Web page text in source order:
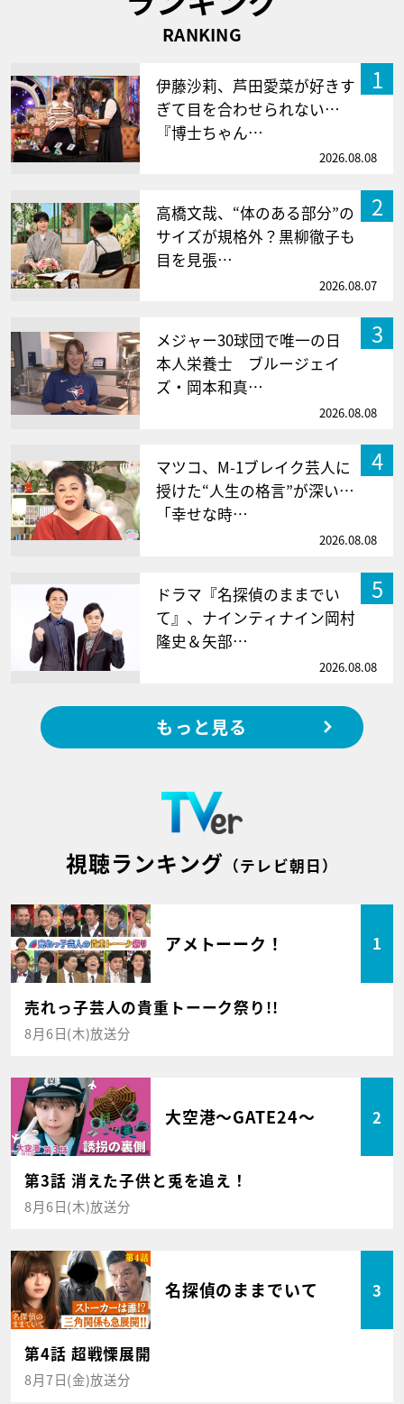
RANKING
1
伊藤沙莉、芦田愛菜が好きす
ぎて目を合わせられない…
『博士ちゃん…
2026.08.08
2
高橋文哉、“体のある部分”の
サイズが規格外？黒柳徹子も
目を見張…
2026.08.07
3
メジャー30球団で唯一の日
本人栄養士 ブルージェイ
ズ・岡本和真…
2026.08.08
4
マツコ、M-1ブレイク芸人に
授けた“人生の格言”が深い…
「幸せな時…
2026.08.08
5
ドラマ『名探偵のままでい
て』、ナインティナイン岡村
隆史＆矢部…
2026.08.08
もっと見る
視聴ランキング （テレビ朝日）
アメトーーク！ 1
売れっ子芸人の貴重トーーク祭り!!
8月6日(木)放送分
大空港～GATE24～ 2
第3話 消えた子供と兎を追え！
8月6日(木)放送分
名探偵のままでいて 3
第4話 超戦慄展開
8月7日(金)放送分